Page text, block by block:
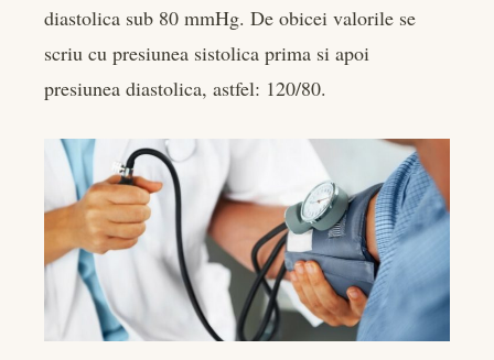
diastolica sub 80 mmHg. De obicei valorile se
scriu cu presiunea sistolica prima si apoi
presiunea diastolica, astfel: 120/80.